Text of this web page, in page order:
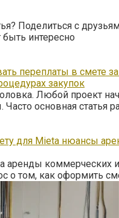
Поделиться с
интересно
переплаты в смете за
закупок
Любой проект
основная статья
для Mietа нюансы
аренды коммерческих
о том, как оформить